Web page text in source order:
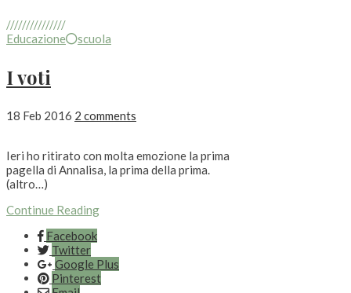
///////////////
Educazione
scuola
I voti
18 Feb 2016 2 comments
Ieri ho ritirato con molta emozione la prima
pagella di Annalisa, la prima della prima.
(altro…)
Continue Reading
Facebook
Twitter
Google Plus
Pinterest